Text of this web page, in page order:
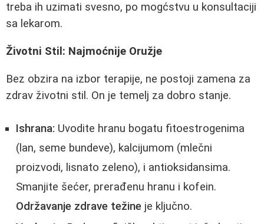
treba ih uzimati svesno, po mogćstvu u konsultaciji
sa lekarom.
Životni Stil: Najmoćnije Oružje
Bez obzira na izbor terapije, ne postoji zamena za
zdrav životni stil. On je temelj za dobro stanje.
Ishrana: Uvodite hranu bogatu fitoestrogenima
(lan, seme bundeve), kalcijumom (mlečni
proizvodi, lisnato zeleno), i antioksidansima.
Smanjite šećer, prerađenu hranu i kofein.
Održavanje zdrave težine je ključno.